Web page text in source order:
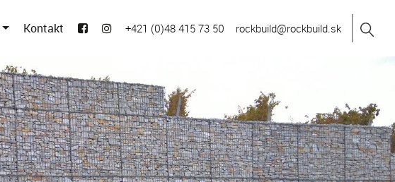
Kontakt +421 (0)48 415 73 50 rockbuild@rockbuild.sk